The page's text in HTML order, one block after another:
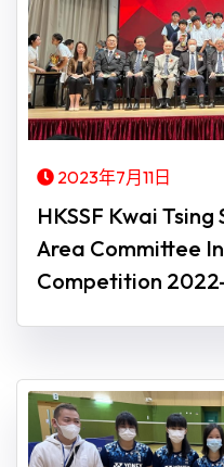
2023年7月11日
HKSSF Kwai
Area Committee
Competition